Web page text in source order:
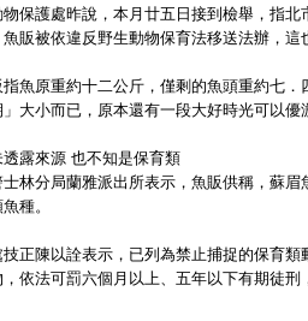
保護處昨說，本月廿五日接到檢舉，指
販被依違反野生動物保育法移送法辦，這
指魚原重約十二公斤，僅剩的魚頭重約七
大小而已，原本還有一段大好時光可以優
透露來源 也不知是保育類
林分局蘭雅派出所表示，魚販供稱，蘇
種。
技正陳以詮表示，已列為禁止捕捉的保育
依法可罰六個月以上、五年以下有期徒刑